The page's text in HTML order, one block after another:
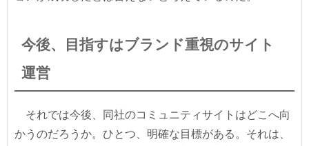
今後、目指すはブランド重視のサイト
運営
それでは今後、同社のコミュニティサイトはどこへ向
かうのだろうか。ひとつ、明確な目標がある。それは、